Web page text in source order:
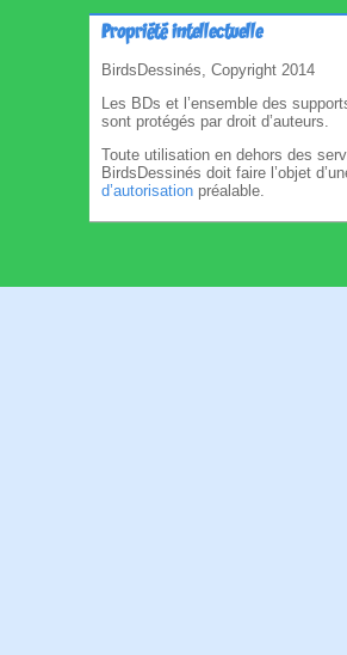
Propriété intellectuelle
BirdsDessinés, Copyright 2014
Les BDs et l’ensemble des
sont protégés par droit d’auteurs.
Toute utilisation en dehors des
BirdsDessinés doit faire l’objet
d’autorisation préalable.